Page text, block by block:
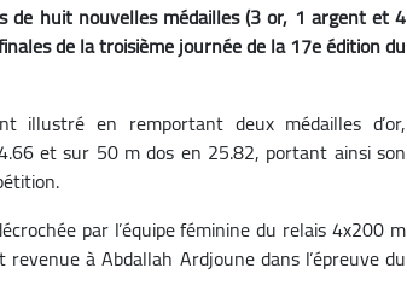
de huit nouvelles médailles (3 or, 1 argent et 4
de la troisième journée de la 17e édition du
illustré en remportant deux médailles d’or,
et sur 50 m dos en 25.82, portant ainsi son
par l’équipe féminine du relais 4x200 m
à Abdallah Ardjoune dans l’épreuve du